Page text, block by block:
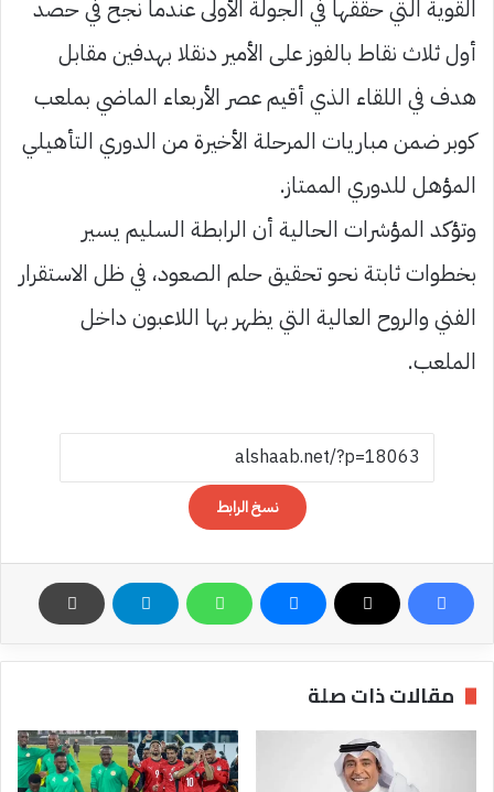
القوية التي حققها في الجولة الأولى عندما نجح في حصد
أول ثلاث نقاط بالفوز على الأمير دنقلا بهدفين مقابل
هدف في اللقاء الذي أقيم عصر الأربعاء الماضي بملعب
كوبر ضمن مباريات المرحلة الأخيرة من الدوري التأهيلي
المؤهل للدوري الممتاز.
وتؤكد المؤشرات الحالية أن الرابطة السليم يسير
بخطوات ثابتة نحو تحقيق حلم الصعود، في ظل الاستقرار
الفني والروح العالية التي يظهر بها اللاعبون داخل
الملعب.
نسخ الرابط
مقالات ذات صلة